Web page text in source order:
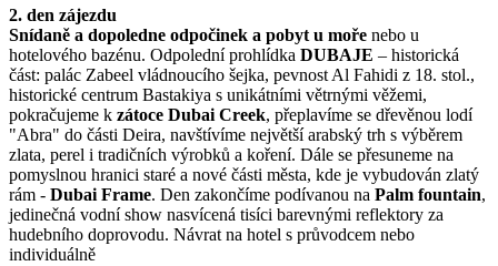
2. den zájezdu
Snídaně a dopoledne odpočinek a pobyt u moře nebo u
hotelového bazénu. Odpolední prohlídka DUBAJE – historická
část: palác Zabeel vládnoucího šejka, pevnost Al Fahidi z 18. stol.,
historické centrum Bastakiya s unikátními větrnými věžemi,
pokračujeme k zátoce Dubai Creek, přeplavíme se dřevěnou lodí
"Abra" do části Deira, navštívíme největší arabský trh s výběrem
zlata, perel i tradičních výrobků a koření. Dále se přesuneme na
pomyslnou hranici staré a nové části města, kde je vybudován zlatý
rám - Dubai Frame. Den zakončíme podívanou na Palm fountain,
jedinečná vodní show nasvícená tisíci barevnými reflektory za
hudebního doprovodu. Návrat na hotel s průvodcem nebo
individuálně